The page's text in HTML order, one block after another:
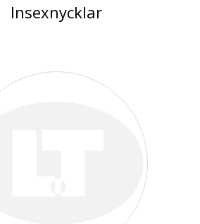
Insexnycklar